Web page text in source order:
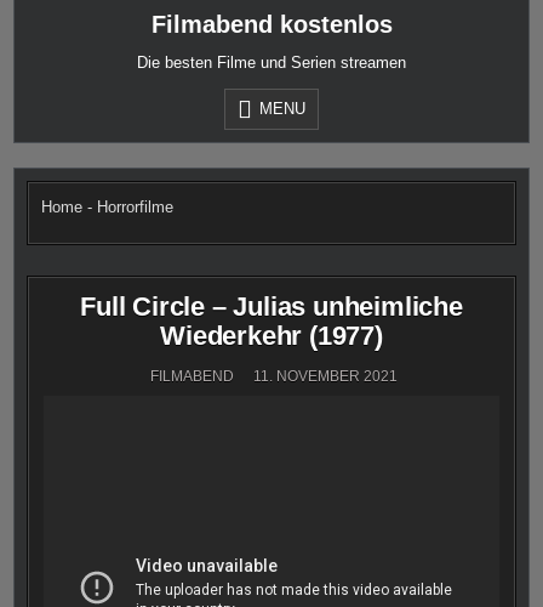
Filmabend kostenlos
Die besten Filme und Serien streamen
MENU
Home - Horrorfilme
Full Circle – Julias unheimliche
Wiederkehr (1977)
FILMABEND 11. NOVEMBER 2021